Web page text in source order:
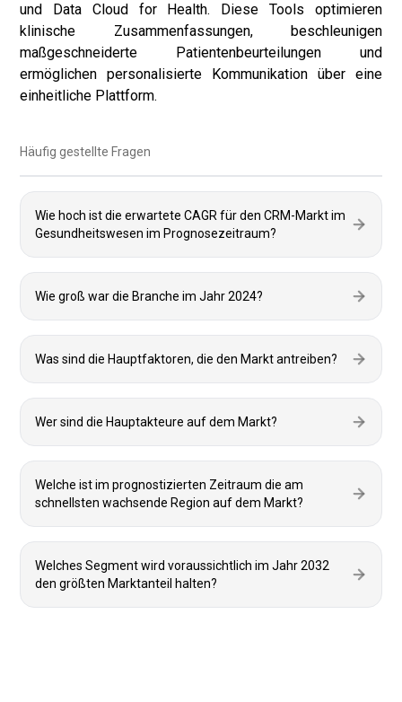
und Data Cloud for Health. Diese Tools optimieren
klinische Zusammenfassungen, beschleunigen
maßgeschneiderte Patientenbeurteilungen und
ermöglichen personalisierte Kommunikation über eine
einheitliche Plattform.
Häufig gestellte Fragen
Wie hoch ist die erwartete CAGR für den CRM-Markt im
Gesundheitswesen im Prognosezeitraum?
Wie groß war die Branche im Jahr 2024?
Was sind die Hauptfaktoren, die den Markt antreiben?
Wer sind die Hauptakteure auf dem Markt?
Welche ist im prognostizierten Zeitraum die am
schnellsten wachsende Region auf dem Markt?
Welches Segment wird voraussichtlich im Jahr 2032
den größten Marktanteil halten?